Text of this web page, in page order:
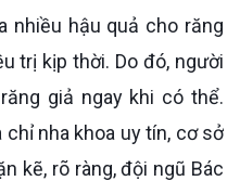
trị kịp thời. Do đó, người
giả ngay khi có thể.
nha khoa uy tín, cơ sở
kẽ, rõ ràng, đội ngũ Bác